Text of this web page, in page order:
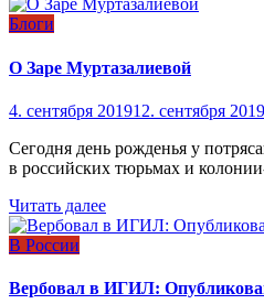
Блоги
О Заре Муртазалиевой
4. сентября 201912. сентября 2019
Сегодня день рожденья у
в российских тюрьмах и
Читать далее
В России
Вербовал в ИГИЛ: